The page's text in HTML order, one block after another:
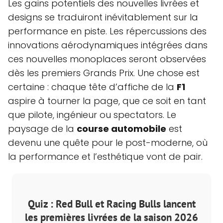
Les gains potentiels des nouvelles livrées et
designs se traduiront inévitablement sur la
performance en piste. Les répercussions des
innovations aérodynamiques intégrées dans
ces nouvelles monoplaces seront observées
dès les premiers Grands Prix. Une chose est
certaine : chaque tête d’affiche de la F1
aspire à tourner la page, que ce soit en tant
que pilote, ingénieur ou spectators. Le
paysage de la course automobile est
devenu une quête pour le post-moderne, où
la performance et l’esthétique vont de pair.
Quiz : Red Bull et Racing Bulls lancent
les premières livrées de la saison 2026